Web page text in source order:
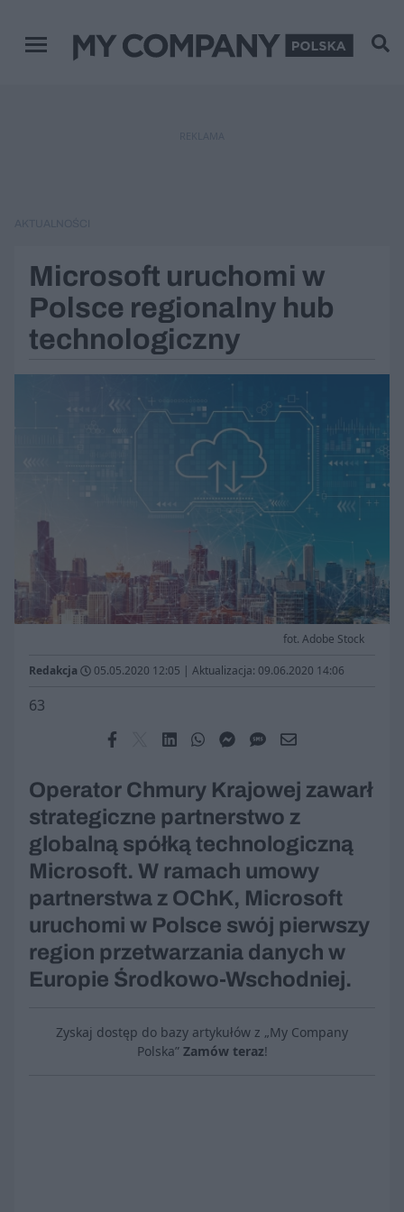
Menu główne
Microsoft uruchomi w
Polsce regionalny hub
technologiczny
fot. Adobe Stock
Redakcja 05.05.2020 12:05 | Aktualizacja: 09.06.2020 14:06
63
Operator Chmury Krajowej zawarł
strategiczne partnerstwo z
globalną spółką technologiczną
Microsoft. W ramach umowy
partnerstwa z OChK, Microsoft
uruchomi w Polsce swój pierwszy
region przetwarzania danych w
Europie Środkowo-Wschodniej.
Zyskaj dostęp do bazy artykułów z „My Company
Polska” Zamów teraz!